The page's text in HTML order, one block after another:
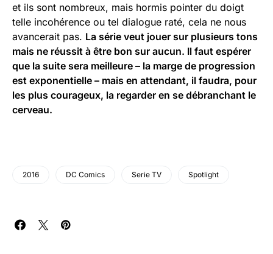
et ils sont nombreux, mais hormis pointer du doigt
telle incohérence ou tel dialogue raté, cela ne nous
avancerait pas. La série veut jouer sur plusieurs tons
mais ne réussit à être bon sur aucun. Il faut espérer
que la suite sera meilleure – la marge de progression
est exponentielle – mais en attendant, il faudra, pour
les plus courageux, la regarder en se débranchant le
cerveau.
2016 DC Comics Serie TV Spotlight